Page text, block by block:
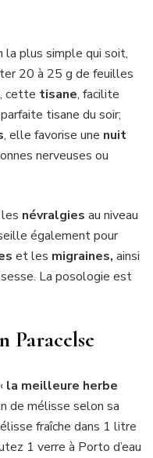
la plus simple qui soit,
20 à 25 g de feuilles
cette tisane, facilite
parfaite tisane du soir;
, elle favorise une nuit
nerveuses ou
névralgies au niveau
également pour
et les migraines, ainsi
La posologie est
Paracelse
la meilleure herbe
de mélisse selon sa
fraîche dans 1 litre
1 verre à Porto d’eau